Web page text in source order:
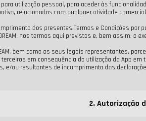
utilização pessoal, para aceder às
relacionados com qualquer atividade
dos presentes Termos e Condições
nos termos aqui previstos e, bem assim, o
bem como os seus legais representantes,
em consequência da utilização da App
e/ou resultantes de incumprimento das
2. Autorização